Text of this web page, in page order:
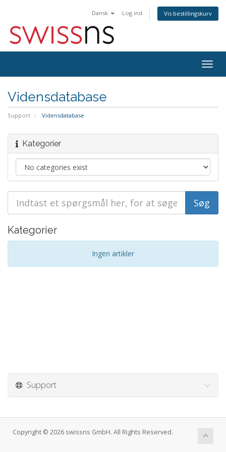
Dansk Log ind Vis bestillingskurv
Vidensdatabase
Support Vidensdatabase
Kategorier
Kategorier
Ingen artikler
Support
Copyright © 2026 swissns GmbH. All Rights Reserved.